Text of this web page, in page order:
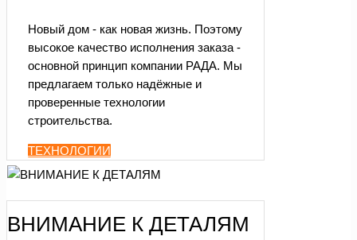
Новый дом - как новая жизнь. Поэтому
высокое качество исполнения заказа -
основной принцип компании РАДА. Мы
предлагаем только надёжные и
проверенные технологии
строительства.
ТЕХНОЛОГИИ
ВНИМАНИЕ К ДЕТАЛЯМ